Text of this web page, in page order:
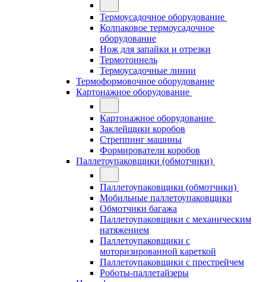
Термоусадочное оборудование
Колпаковое термоусадочное
оборудование
Нож для запайки и отрезки
Термотоннель
Термоусадочные линии
Термоформовочное оборудование
Картонажное оборудование
Картонажное оборудование
Заклейщики коробов
Стреппинг машины
Формирователи коробов
Паллетоупаковщики (обмотчики)
Паллетоупаковщики (обмотчики)
Мобильные паллетоупаковщики
Обмотчики багажа
Паллетоупаковщики с механическим
натяжением
Паллетоупаковщики с
моторизированной кареткой
Паллетоупаковщики с престрейчем
Роботы-паллетайзеры